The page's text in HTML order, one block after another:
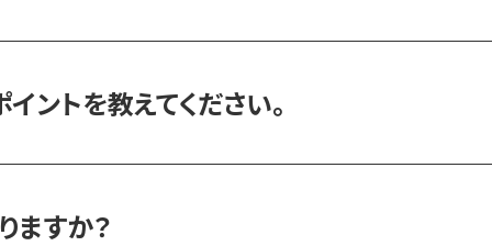
ントを教えてください。
ますか？